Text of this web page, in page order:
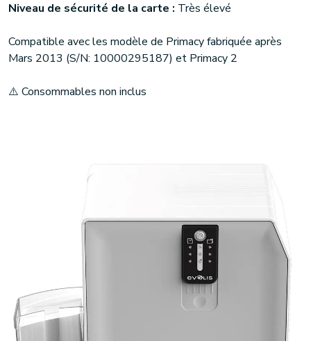
Niveau de sécurité de la carte : Très élevé
Compatible avec les modèle de Primacy fabriquée après
Mars 2013 (S/N: 10000295187) et Primacy 2
⚠️ Consommables non inclus